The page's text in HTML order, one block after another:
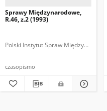
Sprawy Międzynarodowe,
R.46, z.2 (1993)
Polski Instytut Spraw
czasopismo